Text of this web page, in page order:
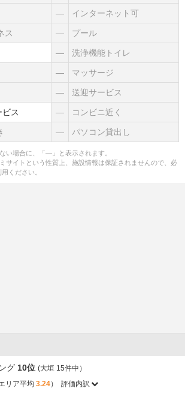
― インターネット可
ス ― プール
― 洗浄機能トイレ
― マッサージ
― 送迎サービス
ス ― コンビニ近く
― パソコン貸出し
い場合に、「―」と表示されます。
サイトという性質上、施設情報は保証されませんので、必
ください。
グ 10位 (大垣 15件中）
エリア平均 3.24） 評価内訳